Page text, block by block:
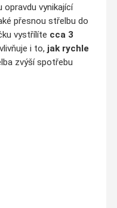
vynikající
přesnou střelbu do
vystřílíte cca 3
i to, jak rychle
zvýší spotřebu